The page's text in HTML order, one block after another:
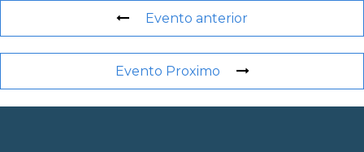
Evento anterior
Evento Proximo